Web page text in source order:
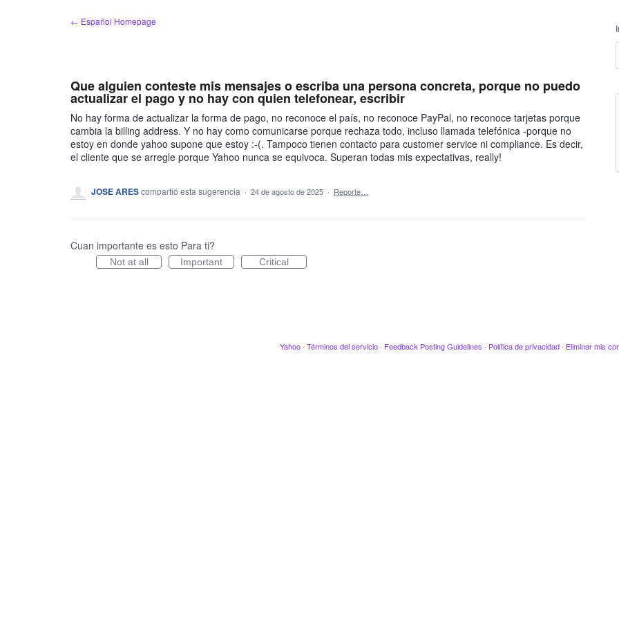
← Español Homepage
Que alguien conteste mis mensajes o escriba una persona concreta, porque no puedo
actualizar el pago y no hay con quien telefonear, escribir
No hay forma de actualizar la forma de pago, no reconoce el país, no reconoce PayPal, no reconoce tarjetas porque
cambia la billing address. Y no hay como comunicarse porque rechaza todo, incluso llamada telefónica -porque no
estoy en donde yahoo supone que estoy :-(. Tampoco tienen contacto para customer service ni compliance. Es decir,
el cliente que se arregle porque Yahoo nunca se equivoca. Superan todas mis expectativas, really!
JOSE AREScompartió esta sugerencia · 24 de agosto de 2025 · Reporte…
Cuan importante es esto Para ti?
Not at all Important Critical
Yahoo · Términos del servicio · Feedback Posting Guidelines · Política de privacidad · Eliminar mis